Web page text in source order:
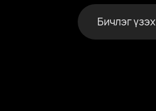
Бичлэг үзэх